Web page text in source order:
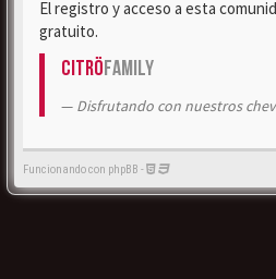
El registro y acceso a esta
gratuito.
CitröFamily
Disfrutando con nuestros
Funcionando con phpBB -